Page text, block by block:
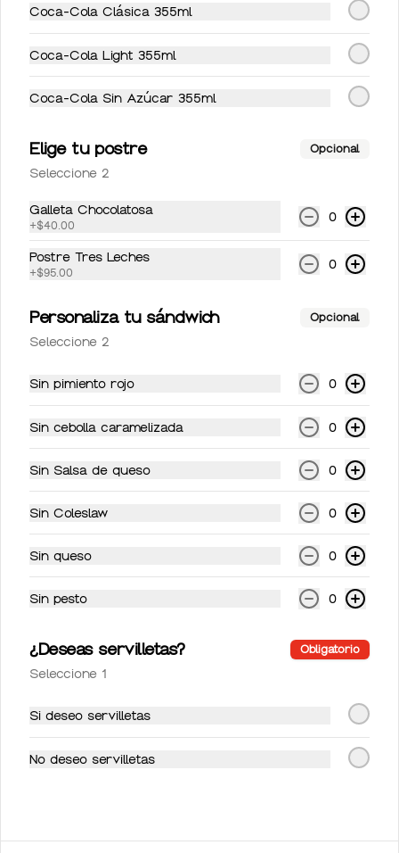
$49.00
Sidral lata 355 ml
Sidral lata 355 ml
Conócenos
Ubicación
Política de privacidad
Mi cuenta
Pedir
Coca-Cola Clásica 355ml
Coca-Cola Light 355ml
Coca-Cola Sin Azúcar 355ml
Elige tu postre Opcional
Seleccione 2
Galleta Chocolatosa
+$40.00
0
Postre Tres Leches
+$95.00
0
Personaliza tu sándwich Opcional
Seleccione 2
Sin pimiento rojo 0
Sin cebolla caramelizada 0
Sin Salsa de queso 0
Sin Coleslaw 0
Sin queso 0
Sin pesto 0
¿Deseas servilletas? Obligatorio
Seleccione 1
Si deseo servilletas
No deseo servilletas